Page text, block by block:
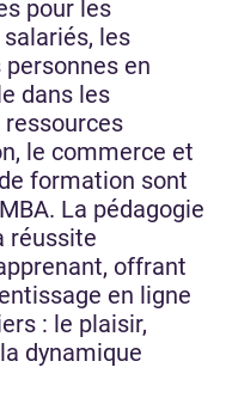
pour les
les
en
dans les
le commerce et
formation sont
La pédagogie
réussite
offrant
en ligne
: le plaisir,
dynamique